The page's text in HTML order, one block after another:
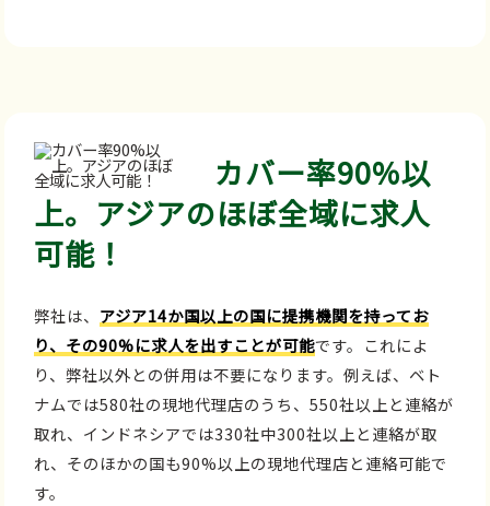
カバー率90%以
上。アジアのほぼ全域に求人
可能！
弊社は、 アジア14か国以上の国に提携機関を持ってお
り、その90%に求人を出すことが可能です。これによ
り、弊社以外との併用は不要になります。例えば、ベト
ナムでは580社の現地代理店のうち、550社以上と連絡が
取れ、インドネシアでは330社中300社以上と連絡が取
れ、そのほかの国も90%以上の現地代理店と連絡可能で
す。